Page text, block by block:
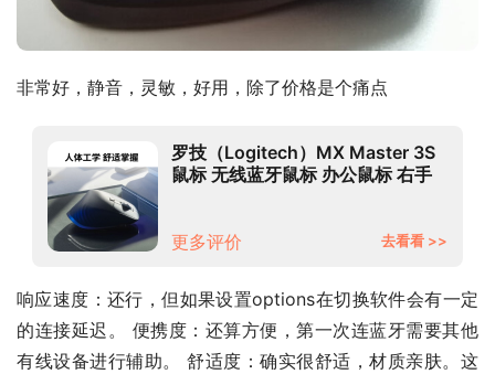
非常好，静音，灵敏，好用，除了价格是个痛点
罗技（Logitech）MX Master 3S
鼠标 无线蓝牙鼠标 办公鼠标 右手
更多评价
去看看 >>
响应速度：还行，但如果设置options在切换软件会有一定
的连接延迟。 便携度：还算方便，第一次连蓝牙需要其他
有线设备进行辅助。 舒适度：确实很舒适，材质亲肤。这